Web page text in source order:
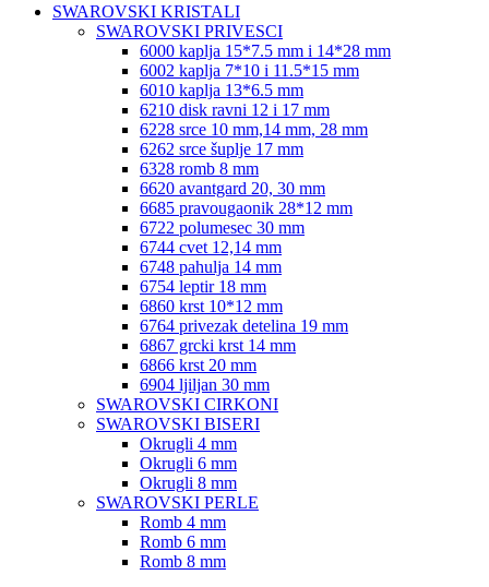
SWAROVSKI KRISTALI
SWAROVSKI PRIVESCI
6000 kaplja 15*7.5 mm i 14*28 mm
6002 kaplja 7*10 i 11.5*15 mm
6010 kaplja 13*6.5 mm
6210 disk ravni 12 i 17 mm
6228 srce 10 mm,14 mm, 28 mm
6262 srce šuplje 17 mm
6328 romb 8 mm
6620 avantgard 20, 30 mm
6685 pravougaonik 28*12 mm
6722 polumesec 30 mm
6744 cvet 12,14 mm
6748 pahulja 14 mm
6754 leptir 18 mm
6860 krst 10*12 mm
6764 privezak detelina 19 mm
6867 grcki krst 14 mm
6866 krst 20 mm
6904 ljiljan 30 mm
SWAROVSKI CIRKONI
SWAROVSKI BISERI
Okrugli 4 mm
Okrugli 6 mm
Okrugli 8 mm
SWAROVSKI PERLE
Romb 4 mm
Romb 6 mm
Romb 8 mm